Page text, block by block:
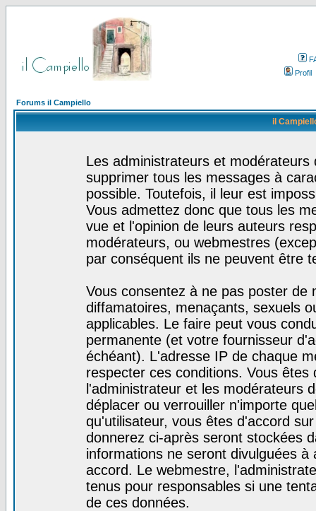
Profil
Forums il Campiello
il
Les administrateurs et
supprimer tous les messages à
possible. Toutefois, il leur est
Vous admettez donc que tous les
vue et l'opinion de leurs auteurs
modérateurs, ou webmestres
par conséquent ils ne peuvent être
Vous consentez à ne pas poster de
diffamatoires, menaçants, sexuels
applicables. Le faire peut vous
permanente (et votre fournisseur
échéant). L'adresse IP de chaque
respecter ces conditions. Vous
l'administrateur et les modérateurs
déplacer ou verrouiller n'importe
qu'utilisateur, vous êtes d'accord
donnerez ci-après seront stockées
informations ne seront divulguées
accord. Le webmestre,
tenus pour responsables si une
de ces données.